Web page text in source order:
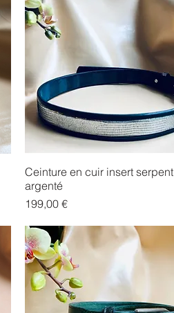
Ceinture en cuir insert serpent
argenté
Prix
199,00 €